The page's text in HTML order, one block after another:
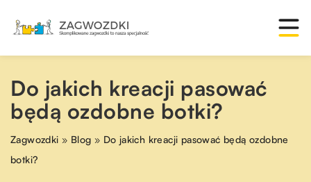
Do jakich kreacji pasować
będą ozdobne botki?
Zagwozdki » Blog » Do jakich kreacji pasować będą ozdobne
botki?